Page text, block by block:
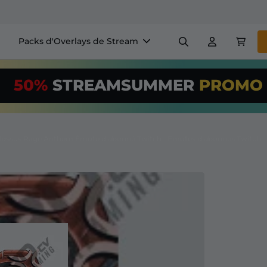
Month*
Configuration facile pour
etc
Packs d'Overlays de Stream
Générateurs
50% STREAMSUMMER PROMO